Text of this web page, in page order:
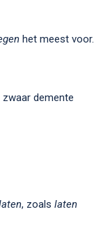
het meest voor.
zwaar demente
, zoals laten